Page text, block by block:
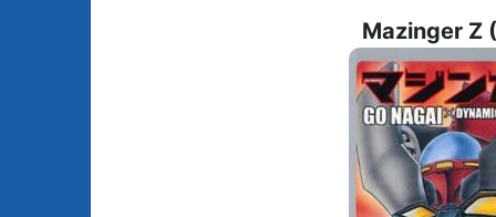
Animes en cours (1)
Animes terminés
Animes licenciés
Mangas en cours
(Privés) (4)
Mangas en cours
(Publics) (11)
Mangas terminés
(Privés) (132)
Mazinger Z